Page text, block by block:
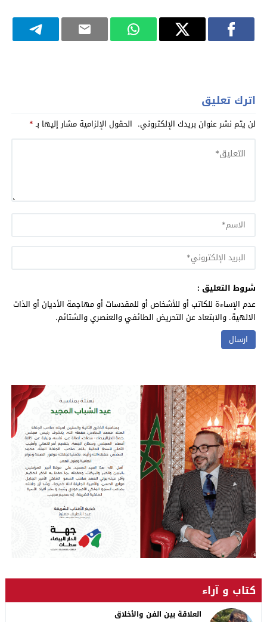
اترك تعليق
لن يتم نشر عنوان بريدك الإلكتروني. الحقول الإلزامية مشار إليها بـ*
شروط التعليق :
عدم الإساءة للكاتب أو للأشخاص أو للمقدسات أو مهاجمة الأديان أو الذات
الالهية. والابتعاد عن التحريض الطائفي والعنصري والشتائم.
كتاب و آراء
العلاقة بين الفن والأخلاق